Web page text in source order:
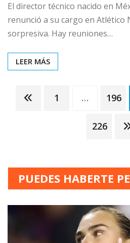
El director técnico nacido en
renunció a su cargo en Atlético
sorpresiva. Hay reuniones…
LEER MÁS
Paginación
entradas
1 … 196
226
PUEDES HABERTE